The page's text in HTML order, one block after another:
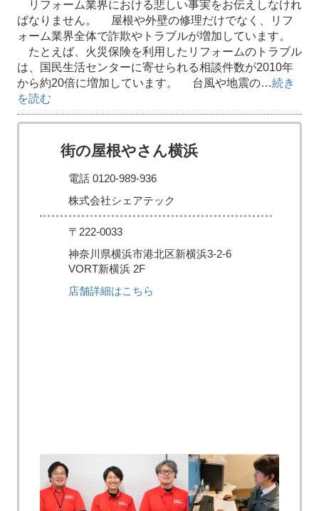
リフォーム業界における悲しい事実をお伝えしなけれ
ばなりません。 屋根や外壁の修理だけでなく、リフ
ォーム業界全体で詐欺やトラブルが増加しています。
たとえば、火災保険を利用したリフォームのトラブル
は、国民生活センターに寄せられる相談件数が2010年
から約20倍に増加しています。 台風や地震の…続き
を読む
街の屋根やさん横浜
電話 0120-989-936
株式会社シェアテック
〒222-0033
神奈川県横浜市港北区新横浜3-2-6
VORT新横浜 2F
店舗詳細はこちら